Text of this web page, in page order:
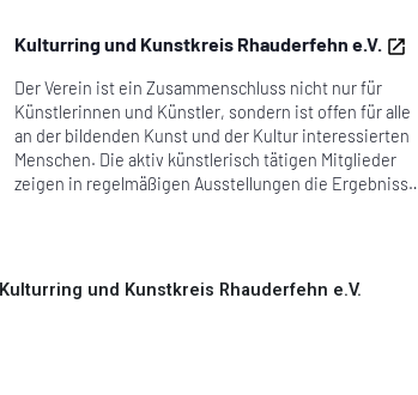
Kulturring und Kunstkreis Rhauderfehn e.V.
Der Verein ist ein Zusammenschluss nicht nur für
Künstlerinnen und Künstler, sondern ist offen für alle
an der bildenden Kunst und der Kultur interessierten
Menschen. Die aktiv künstlerisch tätigen Mitglieder
zeigen in regelmäßigen Ausstellungen die Ergebnisse
mit bildender Kunst auseinander.
Kulturring und Kunstkreis Rhauderfehn e.V.